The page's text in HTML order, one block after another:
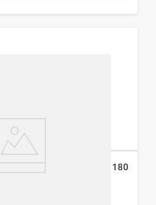
Efecto Seco Fps 30 x 180